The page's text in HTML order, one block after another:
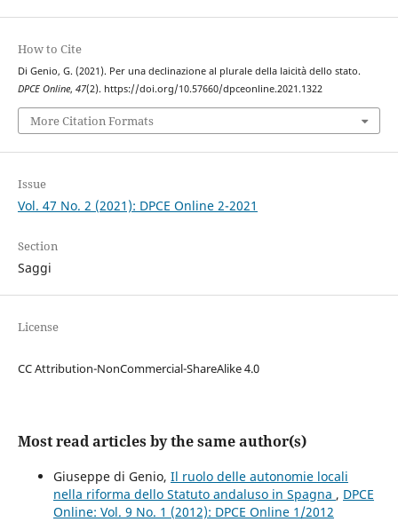
How to Cite
Di Genio, G. (2021). Per una declinazione al plurale della laicità dello stato.
DPCE Online, 47(2). https://doi.org/10.57660/dpceonline.2021.1322
More Citation Formats
Issue
Vol. 47 No. 2 (2021): DPCE Online 2-2021
Section
Saggi
License
CC Attribution-NonCommercial-ShareAlike 4.0
Most read articles by the same author(s)
Giuseppe di Genio, Il ruolo delle autonomie locali
nella riforma dello Statuto andaluso in Spagna , DPCE
Online: Vol. 9 No. 1 (2012): DPCE Online 1/2012